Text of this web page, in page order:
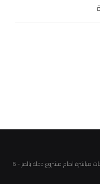
94 ب المنطقة الصناعية الخامسة - طريق الواحات مباشرة امام مشروع دجلة بالمز - 6